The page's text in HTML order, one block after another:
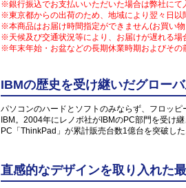
※銀行振込でお支払いいただいた場合は弊社に
※東京都からの出荷のため、地域により翌々日
※本商品はお届け時間指定ができません(お買い
※天候及び交通状況等により、お届けが遅れる場
※年末年始・お盆などの長期休業時期およびそ
IBMの歴史を受け継いだグロー
パソコンのハードとソフトのみならず、フロッ
IBM。2004年にレノボ社がIBMのPC部門を受け
PC「ThinkPad」が累計販売台数1億台を突破した
直感的なデザインを取り入れた